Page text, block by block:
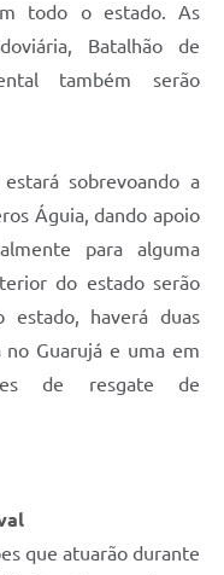
todo o estado. As
Batalhão de
também serão
sobrevoando a
Águia, dando apoio
para alguma
do estado serão
haverá duas
no Guarujá e uma em
de resgate de
que atuarão durante